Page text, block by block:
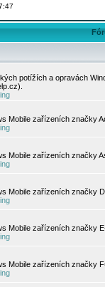
potížích a opravách
Mobile zařízeních značky
Mobile zařízeních značky
Mobile zařízeních značky
Mobile zařízeních značky
Mobile zařízeních značky